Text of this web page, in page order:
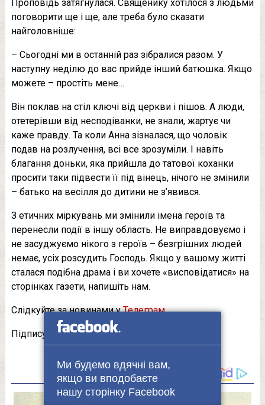
Проповідь затягнулася. Священику хотілося з людьми
поговорити ще і ще, але треба було сказати
найголовніше:
– Сьогодні ми в останній раз зібралися разом. У
наступну неділю до вас прийде інший батюшка. Якщо
можете – простіть мене…
Він поклав на стіл ключі від церкви і пішов. А люди,
отетерівши від несподіванки, не знали, жартує чи
каже правду. Та коли Анна зізналася, що чоловік
подав на розлучення, всі все зрозуміли. І навіть
благання доньки, яка прийшла до татової кoханки
просити таки підвести її під вінець, нічого не змінили
– батько на весілля до дитини не з’явився.
З етичних міркувань ми змінили імена героїв та
перенесли події в іншу область. Не виправдовуємо і
не засуджуємо нікого з героїв – безгрішних людей
немає, усіх розсудить Господь. Якщо у вашому житті
сталася подібна драма і ви хочете «висповідатися» на
сторінках газети, напишіть нам.
Слідкуйте за новинами уТелеграм
Підписуйтеся на нашу сторінку у
Ми будемо вдячні вам,
якщо ви вподобаєте
нашу сторінку Facebook